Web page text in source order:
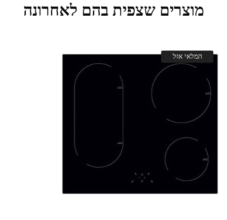
מוצרים שצפית בהם לאחרונה
המלאי אזל